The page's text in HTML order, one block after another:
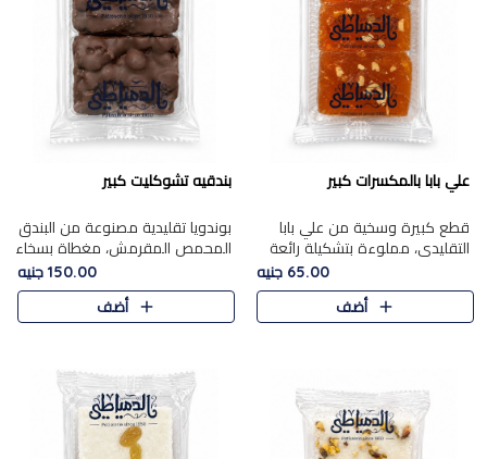
علي بابا بالمكسرات كبير
قطع كبيرة وسخية من علي بابا
التقليدي، مملوءة بتشكيلة رائعة
من المكسرات المحمصة المحمرة.
65.00 جنيه
أضف
بندقيه تشوكليت كبير
بوندويا تقليدية مصنوعة من البندق
المحمص المقرمش، مغطاة بسخاء
بشوكولاتة فاخرة غنية لتحقيق
التوازن المثالي بين قوام القرمشة
ونكهة الشوكولاتة ا..
150.00 جنيه
أضف